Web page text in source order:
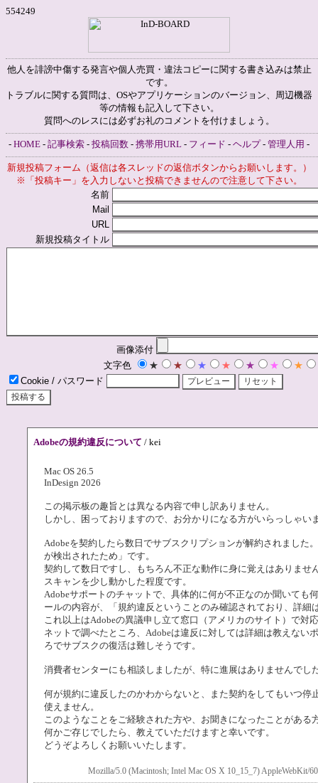
554249
他人を誹謗中傷する発言や個人売買・違法コピーに関する書き込みは禁止
です。
トラブルに関する質問は、OSやアプリケーションのバージョン、周辺機器
等の情報も記入して下さい。
質問へのレスには必ずお礼のコメントを付けましょう。
- HOME - 記事検索 - 投稿回数 - 携帯用URL - フィード - ヘルプ- 管理人用 -
新規投稿フォーム（返信は各スレッドの返信ボタンからお願いします。）
※「投稿キー」を入力しないと投稿できませんので注意して下さい。
名前
Mail
URL
新規投稿タイトル
画像添付
文字色
★ ★ ★ ★ ★ ★
★
Cookie / パスワード
Adobeの規約違反について / kei
Mac OS 26.5
InDesign 2026
この掲示板の趣旨とは異なる内容で申し訳ありません。
しかし、困っておりますので、お分かりになる方がいらっしゃい
Adobeを契約したら数日でサブスクリプションが解約されました
が検出されたため」です。
契約して数日ですし、もちろん不正な動作に身に覚えはありませ
スキャンを少し動かした程度です。
Adobeサポートのチャットで、具体的に何が不正なのか聞いても
ールの内容が、「規約違反ということのみ確認されており、詳
これ以上はAdobeの異議申し立て窓口（アメリカのサイト）で対
ネットで調べたところ、Adobeは違反に対しては詳細は教えない
ろでサブスクの復活は難しそうです。
消費者センターにも相談しましたが、特に進展はありませんでし
何が規約に違反したのかわからないと、また契約をしてもいつ停
使えません。
このようなことをご経験された方や、お聞きになったことがある
何かご存じでしたら、教えていただけますと幸いです。
どうぞよろしくお願いいたします。
Mozilla/5.0 (Macintosh; Intel Mac OS X 10_15_7) AppleWebKit/